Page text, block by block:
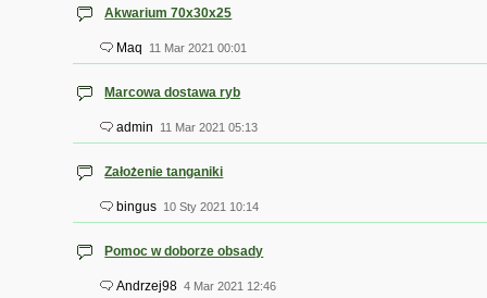
Akwarium 70x30x25
Maq 11 Mar 2021 00:01
Marcowa dostawa ryb
admin 11 Mar 2021 05:13
Założenie tanganiki
bingus 10 Sty 2021 10:14
Pomoc w doborze obsady
Andrzej98 4 Mar 2021 12:46